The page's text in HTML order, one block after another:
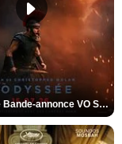
L'Odyssée Bande-annonce VO STFR